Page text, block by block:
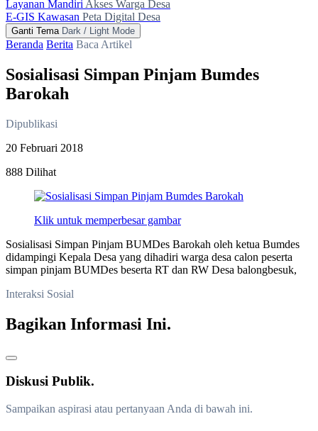
Layanan Mandiri Akses Warga Desa
E-GIS Kawasan Peta Digital Desa
Ganti Tema Dark / Light Mode
Beranda Berita Baca Artikel
Sosialisasi Simpan Pinjam Bumdes
Barokah
Dipublikasi
20 Februari 2018
888 Dilihat
Klik untuk memperbesar gambar
Sosialisasi Simpan Pinjam BUMDes Barokah oleh ketua Bumdes
didampingi Kepala Desa yang dihadiri warga desa calon peserta
simpan pinjam BUMDes beserta RT dan RW Desa balongbesuk,
Interaksi Sosial
Bagikan Informasi Ini.
Diskusi Publik.
Sampaikan aspirasi atau pertanyaan Anda di bawah ini.